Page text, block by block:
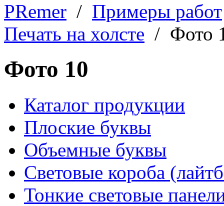
PRemer / Примеры работ
Печать на холсте / Фото
Фото 10
Каталог продукции
Плоские буквы
Объемные буквы
Световые короба
Тонкие световые